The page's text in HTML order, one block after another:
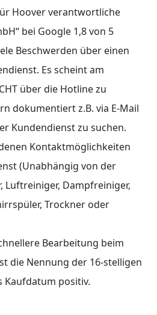
Hoover verantwortliche
bei Google 1,8 von 5
Beschwerden über einen
Es scheint am
über die Hotline zu
dokumentiert z.B. via E-Mail
Kundendienst zu suchen.
Kontaktmöglichkeiten
(Unabhängig von der
Luftreiniger, Dampfreiniger,
Trockner oder
Bearbeitung beim
die Nennung der 16-stelligen
Kaufdatum positiv.